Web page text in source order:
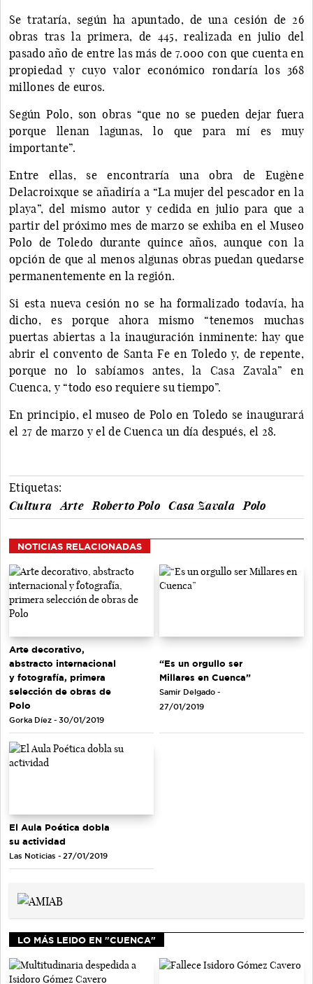
Se trataría, según ha apuntado, de una cesión de 26
obras tras la primera, de 445, realizada en julio del
pasado año de entre las más de 7.000 con que cuenta en
propiedad y cuyo valor económico rondaría los 368
millones de euros.
Según Polo, son obras “que no se pueden dejar fuera
porque llenan lagunas, lo que para mí es muy
importante”.
Entre ellas, se encontraría una obra de Eugène
Delacroixque se añadiría a “La mujer del pescador en la
playa”, del mismo autor y cedida en julio para que a
partir del próximo mes de marzo se exhiba en el Museo
Polo de Toledo durante quince años, aunque con la
opción de que al menos algunas obras puedan quedarse
permanentemente en la región.
Si esta nueva cesión no se ha formalizado todavía, ha
dicho, es porque ahora mismo “tenemos muchas
puertas abiertas a la inauguración inminente: hay que
abrir el convento de Santa Fe en Toledo y, de repente,
porque no lo sabíamos antes, la Casa Zavala” en
Cuenca, y “todo eso requiere su tiempo”.
En principio, el museo de Polo en Toledo se inaugurará
el 27 de marzo y el de Cuenca un día después, el 28.
Etiquetas:
Cultura
Arte Roberto Polo Casa Zavala Polo
NOTICIAS RELACIONADAS
Arte decorativo,
abstracto internacional
y fotografía, primera
selección de obras de
Polo
Gorka Díez - 30/01/2019
“Es un orgullo ser
Millares en Cuenca”
Samir Delgado -
27/01/2019
El Aula Poética dobla
su actividad
Las Noticias - 27/01/2019
LO MÁS LEIDO EN "CUENCA"